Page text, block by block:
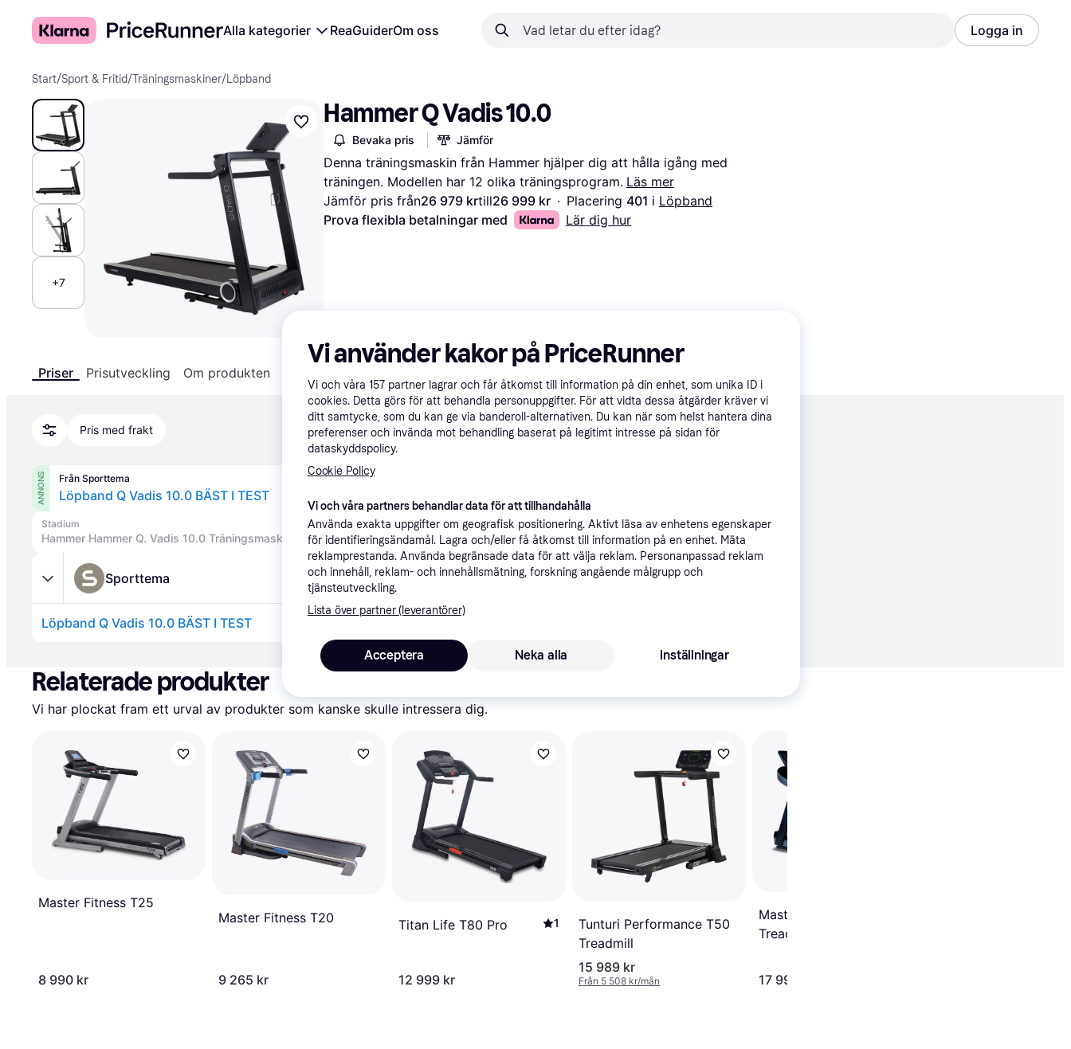
Alla kategorier ReaGuiderOm oss Logga in
Start/Sport & Fritid/Träningsmaskiner/Löpband
+7
Hammer Q Vadis 10.0
Bevaka pris Jämför
Denna träningsmaskin från Hammer hjälper dig att hålla igång med
träningen. Modellen har 12 olika träningsprogram. Läs mer
Jämför pris från26 979 krtill26 999 kr · Placering 401 i Löpband
Prova flexibla betalningar med
Lär dig hur
Priser Prisutveckling Om produkten
Pris med frakt Rekommenderad
ANNONS Från Sporttema
Löpband Q Vadis 10.0 BÄST I TEST
Stadium
Hammer Hammer Q. Vadis 10.0 Träningsmaskiner Black - One Size Fri frakt ,1-4 dagar26 979 kr
Sporttema
Löpband Q Vadis 10.0 BÄST I TEST
Relaterade produkter
Vi har plockat fram ett urval av produkter som kanske skulle intressera dig.
Master Fitness T25
8 990 kr
Master Fitness T20
9 265 kr
Titan Life T80 Pro 1
12 999 kr
Tunturi Performance T50
Treadmill
15 989 kr
Från 5 508 kr/mån
Master Fitness
Treadmill T55
17 990 kr
Vi använder kakor på PriceRunner
Vi och våra 157 partner lagrar och får åtkomst till information på din enhet, som unika ID i
cookies. Detta görs för att behandla personuppgifter. För att vidta dessa åtgärder kräver vi
ditt samtycke, som du kan ge via banderoll-alternativen. Du kan när som helst hantera dina
preferenser och invända mot behandling baserat på legitimt intresse på sidan för
dataskyddspolicy.
Cookie Policy
Vi och våra partners behandlar data för att tillhandahålla
Använda exakta uppgifter om geografisk positionering. Aktivt läsa av enhetens egenskaper
för identifieringsändamål. Lagra och/eller få åtkomst till information på en enhet. Mäta
reklamprestanda. Använda begränsade data för att välja reklam. Personanpassad reklam
och innehåll, reklam- och innehållsmätning, forskning angående målgrupp och
tjänsteutveckling.
Lista över partner (leverantörer)
Neka alla
Acceptera Inställningar